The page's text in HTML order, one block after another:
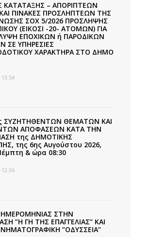
ΚΑΤΑΤΑΞΗΣ – ΑΠΟΡΙΠΤΕΩΝ
ΠΙΝΑΚΕΣ ΠΡΟΣΛΗΠΤΕΩΝ ΤΗΣ
ΣΟΧ 5/2026 ΠΡΟΣΛΗΨΗΣ
(ΕΙΚΟΣΙ -20- ΑΤΟΜΩΝ) ΓΙΑ
ΕΠΟΧΙΚΩΝ ή ΠΑΡΟΔΙΚΩΝ
ΣΕ ΥΠΗΡΕΣΙΕΣ
ΧΑΡΑΚΤΗΡΑ ΣΤΟ ΔΗΜΟ
ΣΥΖΗΤΗΘΕΝΤΩΝ ΘΕΜΑΤΩΝ ΚΑΙ
ΑΠΟΦΑΣΕΩΝ ΚΑΤΑ ΤΗΝ
της ΔΗΜΟΤΙΚΗΣ
της 6ης Αυγούστου 2026,
& ώρα 08:30
ΗΜΕΡΟΜΗΝΙΑΣ ΣΤΗΝ
”Η ΓΗ ΤΗΣ ΕΠΑΓΓΕΛΙΑΣ” ΚΑΙ
”ΟΔΥΣΣΕΙΑ”